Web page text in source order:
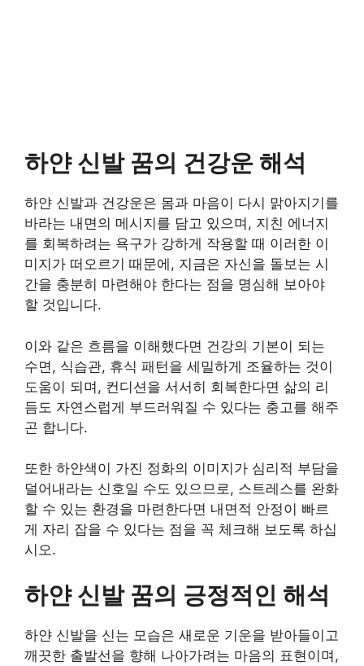
하얀 신발 꿈의 건강운 해석
하얀 신발과 건강운은 몸과 마음이 다시 맑아지기를
바라는 내면의 메시지를 담고 있으며, 지친 에너지
를 회복하려는 욕구가 강하게 작용할 때 이러한 이
미지가 떠오르기 때문에, 지금은 자신을 돌보는 시
간을 충분히 마련해야 한다는 점을 명심해 보아야
할 것입니다.
이와 같은 흐름을 이해했다면 건강의 기본이 되는
수면, 식습관, 휴식 패턴을 세밀하게 조율하는 것이
도움이 되며, 컨디션을 서서히 회복한다면 삶의 리
듬도 자연스럽게 부드러워질 수 있다는 충고를 해주
곤 합니다.
또한 하얀색이 가진 정화의 이미지가 심리적 부담을
덜어내라는 신호일 수도 있으므로, 스트레스를 완화
할 수 있는 환경을 마련한다면 내면적 안정이 빠르
게 자리 잡을 수 있다는 점을 꼭 체크해 보도록 하십
시오.
하얀 신발 꿈의 긍정적인 해석
하얀 신발을 신는 모습은 새로운 기운을 받아들이고
깨끗한 출발선을 향해 나아가려는 마음의 표현이며,